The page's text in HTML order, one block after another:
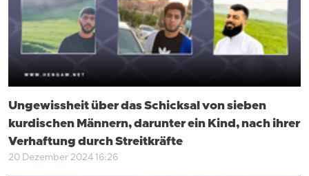
Ungewissheit über das Schicksal von sieben
kurdischen Männern, darunter ein Kind, nach ihrer
Verhaftung durch Streitkräfte
20 Dezember 2024 16:26